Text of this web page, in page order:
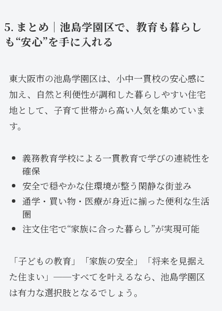
5. まとめ｜池島学園区で、教育も暮らし
も“安心”を手に入れる
東大阪市の池島学園区は、小中一貫校の安心感に
加え、自然と利便性が調和した暮らしやすい住宅
地として、子育て世帯から高い人気を集めていま
す。
義務教育学校による一貫教育で学びの連続性を
確保
安全で穏やかな住環境が整う閑静な街並み
通学・買い物・医療が身近に揃った便利な生活
圏
注文住宅で“家族に合った暮らし”が実現可能
「子どもの教育」「家族の安全」「将来を見据え
た住まい」──すべてを叶えるなら、池島学園区
は有力な選択肢となるでしょう。